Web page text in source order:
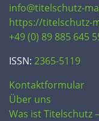
info@titelschutz-
https://titelschutz-
+49 (0) 89 885 645
ISSN: 2365-5119
Kontaktformular
Über uns
Was ist Titelschutz